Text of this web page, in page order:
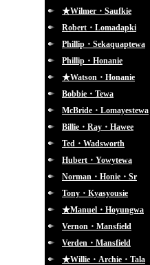
★Wilmer・Saufkie
Robert・Lomadapki
Phillip・Sekaquaptewa
Phillip・Honanie
★Watson・Honanie
Bobbie・Tewa
McBride・Lomayestewa
Billie・Ray・Hawee
Ted・Wadsworth
Hubert・Yowytewa
Norman・Honie・Sr
Tony・Kyasyousie
★Manuel・Hoyungwa
Vernon・Mansfield
Verden・Mansfield
★Willie・Archie・Tala